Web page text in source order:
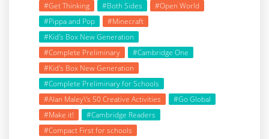
#Get Thinking
#Both Sides
#Open World
#Pippa and Pop
#Minecraft
#Kid's Box New Generation
#Complete Preliminary
#Cambridge One
#Kid's Box New Generation
#Complete Preliminary for Schools
#Alan Maley\'s 50 Creative Activities
#Go Global
#Make it!
#Cambridge Readers
#Compact First for schools